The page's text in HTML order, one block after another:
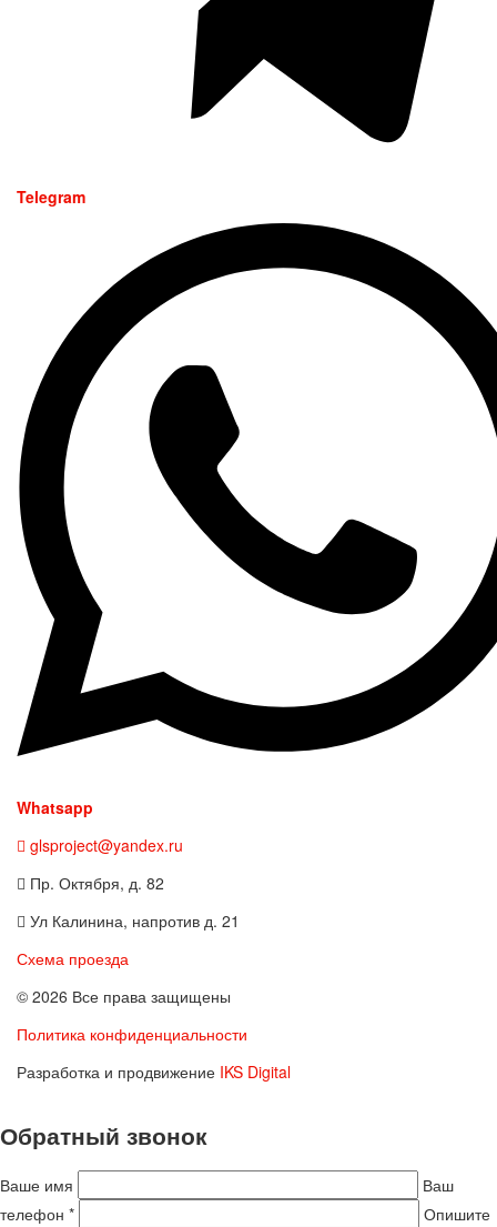
Telegram
Whatsapp
glsproject@yandex.ru
Пр. Октября, д. 82
Ул Калинина, напротив д. 21
Схема проезда
© 2026 Все права защищены
Политика конфиденциальности
Разработка и продвижение IKS Digital
Обратный звонок
Ваше имя
Ваш
телефон *
Опишите